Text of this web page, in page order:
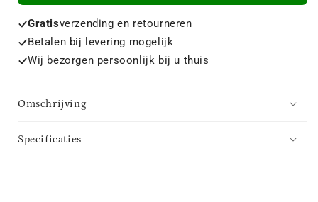
Gratisverzending en retourneren
Betalen bij levering mogelijk
Wij bezorgen persoonlijk bij u thuis
Omschrijving
Specificaties